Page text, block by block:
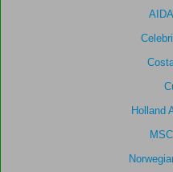
Holland